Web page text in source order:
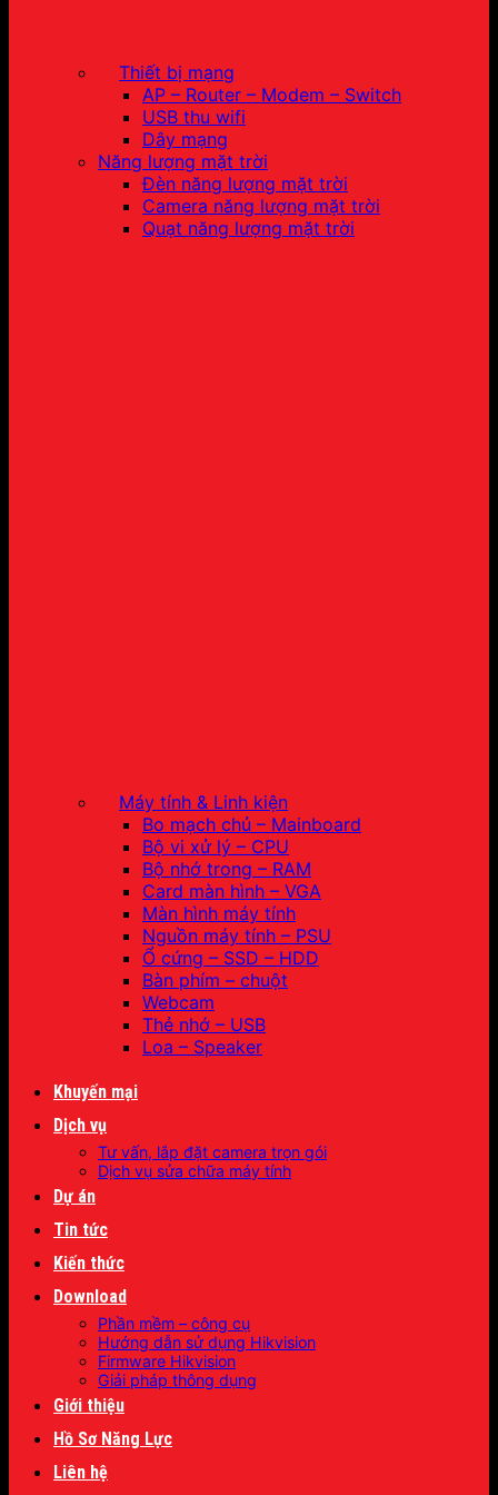
Thiết bị mạng
AP – Router – Modem – Switch
USB thu wifi
Dây mạng
Năng lượng mặt trời
Đèn năng lượng mặt trời
Camera năng lượng mặt trời
Quạt năng lượng mặt trời
Máy tính & Linh kiện
Bo mạch chủ – Mainboard
Bộ vi xử lý – CPU
Bộ nhớ trong – RAM
Card màn hình – VGA
Màn hình máy tính
Nguồn máy tính – PSU
Ổ cứng – SSD – HDD
Bàn phím – chuột
Webcam
Thẻ nhớ – USB
Loa – Speaker
Khuyến mại
Dịch vụ
Tư vấn, lắp đặt camera trọn gói
Dịch vụ sửa chữa máy tính
Dự án
Tin tức
Kiến thức
Download
Phần mềm – công cụ
Hướng dẫn sử dụng Hikvision
Firmware Hikvision
Giải pháp thông dụng
Giới thiệu
Hồ Sơ Năng Lực
Liên hệ